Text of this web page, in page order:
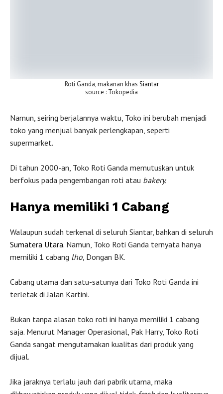
Roti Ganda, makanan khas Siantar
source : Tokopedia
Namun, seiring berjalannya waktu, Toko ini berubah menjadi
toko yang menjual banyak perlengkapan, seperti
supermarket.
Di tahun 2000-an, Toko Roti Ganda memutuskan untuk
berfokus pada pengembangan roti atau bakery.
Hanya memiliki 1 Cabang
Walaupun sudah terkenal di seluruh Siantar, bahkan di seluruh
Sumatera Utara. Namun, Toko Roti Ganda ternyata hanya
memiliki 1 cabang lho, Dongan BK.
Cabang utama dan satu-satunya dari Toko Roti Ganda ini
terletak di Jalan Kartini.
Bukan tanpa alasan toko roti ini hanya memiliki 1 cabang
saja. Menurut Manager Operasional, Pak Harry, Toko Roti
Ganda sangat mengutamakan kualitas dari produk yang
dijual.
Jika jaraknya terlalu jauh dari pabrik utama, maka